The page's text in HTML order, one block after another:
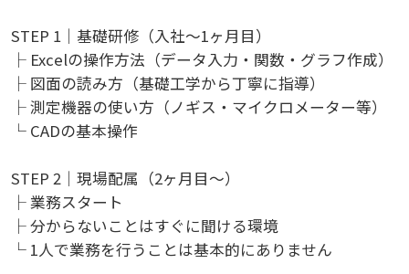
STEP 1｜基礎研修（入社～1ヶ月目）
├ Excelの操作方法（データ入力・関数・グラフ作成）
├ 図面の読み方（基礎工学から丁寧に指導）
├ 測定機器の使い方（ノギス・マイクロメーター等）
└ CADの基本操作
STEP 2｜現場配属（2ヶ月目～）
├ 業務スタート
├ 分からないことはすぐに聞ける環境
└ 1人で業務を行うことは基本的にありません